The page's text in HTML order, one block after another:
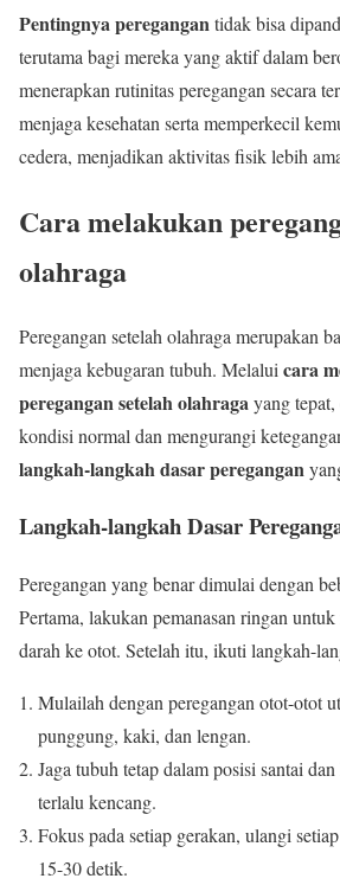
Pentingnya peregangantidak bisa
terutama bagi mereka yang aktif dalam
menerapkan rutinitas peregangan secara
menjaga kesehatan serta memperkecil
cedera, menjadikan aktivitas fisik lebih
Cara melakukan
olahraga
Peregangan setelah olahraga merupakan
menjaga kebugaran tubuh. Melalui cara
peregangan setelah olahragayang
kondisi normal dan mengurangi
langkah-langkah dasar peregangan
Langkah-langkah Dasar
Peregangan yang benar dimulai dengan
Pertama, lakukan pemanasan ringan
darah ke otot. Setelah itu, ikuti langkah-
Mulailah dengan peregangan otot-otot
punggung, kaki, dan lengan.
Jaga tubuh tetap dalam posisi santai
terlalu kencang.
Fokus pada setiap gerakan, ulangi
15-30 detik.